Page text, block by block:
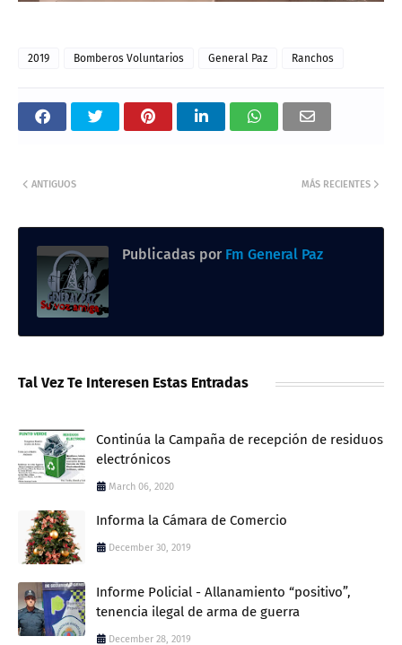
2019 Bomberos Voluntarios General Paz Ranchos
MÁS RECIENTES
ANTIGUOS
Publicadas por Fm General Paz
Tal Vez Te Interesen Estas Entradas
Continúa la Campaña de recepción de residuos
electrónicos
March 06, 2020
Informa la Cámara de Comercio
December 30, 2019
Informe Policial - Allanamiento “positivo”,
tenencia ilegal de arma de guerra
December 28, 2019